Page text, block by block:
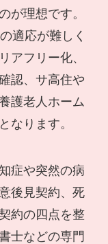
が理想です。
適応が難しく
アフリー化、
認、サ高住や
護老人ホーム
なります。
症や突然の病
後見契約、死
約の四点を整
士などの専門